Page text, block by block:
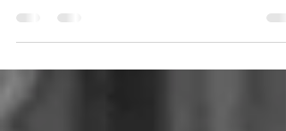
Das neue Buch von Marion Hellweg zum
paar Seiten dazu beitragen. Unter anderem:
"Was...